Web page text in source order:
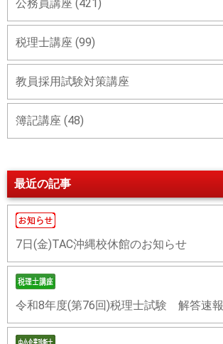
公務員講座 (421)
税理士講座 (99)
教員採用試験対策講座
簿記講座 (48)
最近の記事
7日(金)TAC沖縄校休館のお知らせ
令和8年度(第76回)税理士試験 解答速報